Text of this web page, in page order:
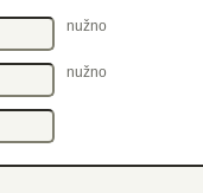
nužno
nužno